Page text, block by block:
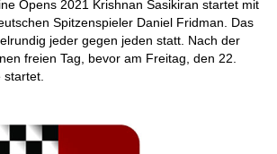
Opens 2021 Krishnan Sasikiran startet mit
Spitzenspieler Daniel Fridman. Das
jeder gegen jeden statt. Nach der
freien Tag, bevor am Freitag, den 22.